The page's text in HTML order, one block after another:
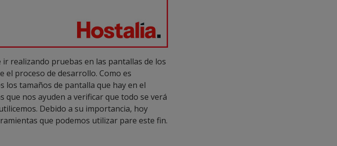
realizando pruebas en las pantallas de los
el proceso de desarrollo. Como es
tamaños de pantalla que hay en el
nos ayuden a verificar que todo se verá
Debido a su importancia, hoy
que podemos utilizar pare este fin.